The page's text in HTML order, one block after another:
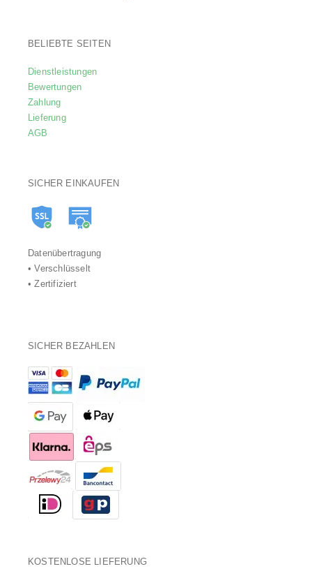
BELIEBTE SEITEN
Dienstleistungen
Bewertungen
Zahlung
Lieferung
AGB
SICHER EINKAUFEN
Datenübertragung
• Verschlüsselt
• Zertifiziert
SICHER BEZAHLEN
KOSTENLOSE LIEFERUNG